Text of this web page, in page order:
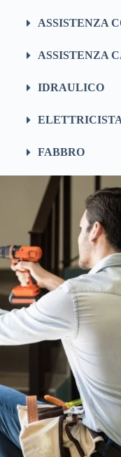
ASSISTENZA
ASSISTENZA
IDRAULICO
FABBRO